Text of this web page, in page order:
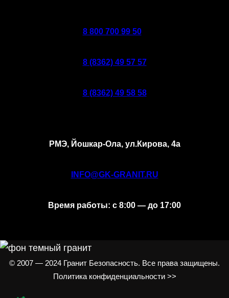
8 800 700 99 50
8 (8362) 49 57 57
8 (8362) 49 58 58
РМЭ, Йошкар-Ола, ул.Кирова, 4а
INFO@GK-GRANIT.RU
Время работы: с 8:00 — до 17:00
© 2007 — 2024 Гранит Безопасность. Все права защищены.
Политика конфиденциальности >>